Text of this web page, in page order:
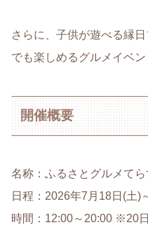
さらに、子供が遊べる縁
でも楽しめるグルメイベン
開催概要
名称：ふるさとグルメて
日程：2026年7月18日(土)
時間：12:00～20:00 ※20